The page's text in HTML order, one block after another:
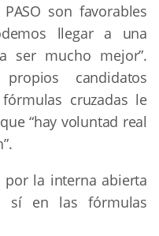
son favorables
llegar a una
ser mucho mejor”.
candidatos
cruzadas le
“hay voluntad real
la interna abierta
sí en las fórmulas